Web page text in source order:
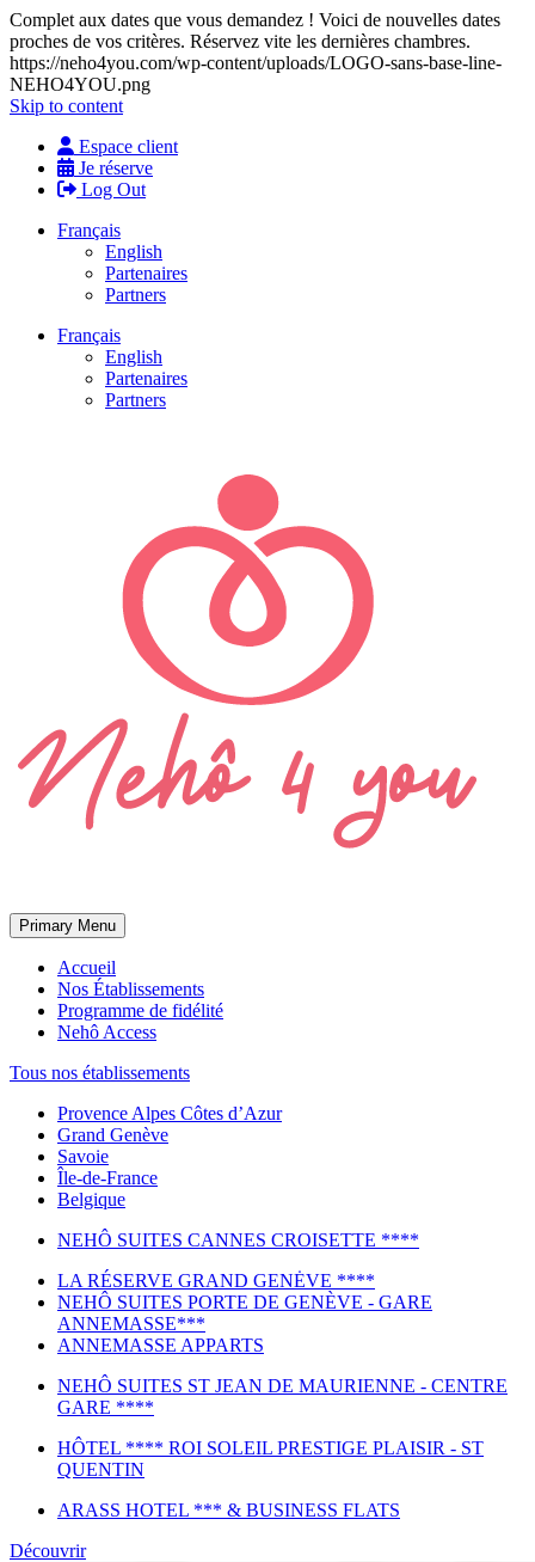
Complet aux dates que vous demandez ! Voici de nouvelles dates
proches de vos critères. Réservez vite les dernières chambres.
https://neho4you.com/wp-content/uploads/LOGO-sans-base-line-
NEHO4YOU.png
Skip to content
Espace client
Je réserve
Log Out
Français
English
Partenaires
Partners
Français
English
Partenaires
Partners
Primary Menu
Accueil
Nos Établissements
Programme de fidélité
Nehô Access
Tous nos établissements
Provence Alpes Côtes d’Azur
Grand Genève
Savoie
Île-de-France
Belgique
NEHÔ SUITES CANNES CROISETTE ****
LA RÉSERVE GRAND GENĖVE ****
NEHÔ SUITES PORTE DE GENÈVE - GARE
ANNEMASSE***
ANNEMASSE APPARTS
NEHÔ SUITES ST JEAN DE MAURIENNE - CENTRE
GARE ****
HÔTEL **** ROI SOLEIL PRESTIGE PLAISIR - ST
QUENTIN
ARASS HOTEL *** & BUSINESS FLATS
Découvrir